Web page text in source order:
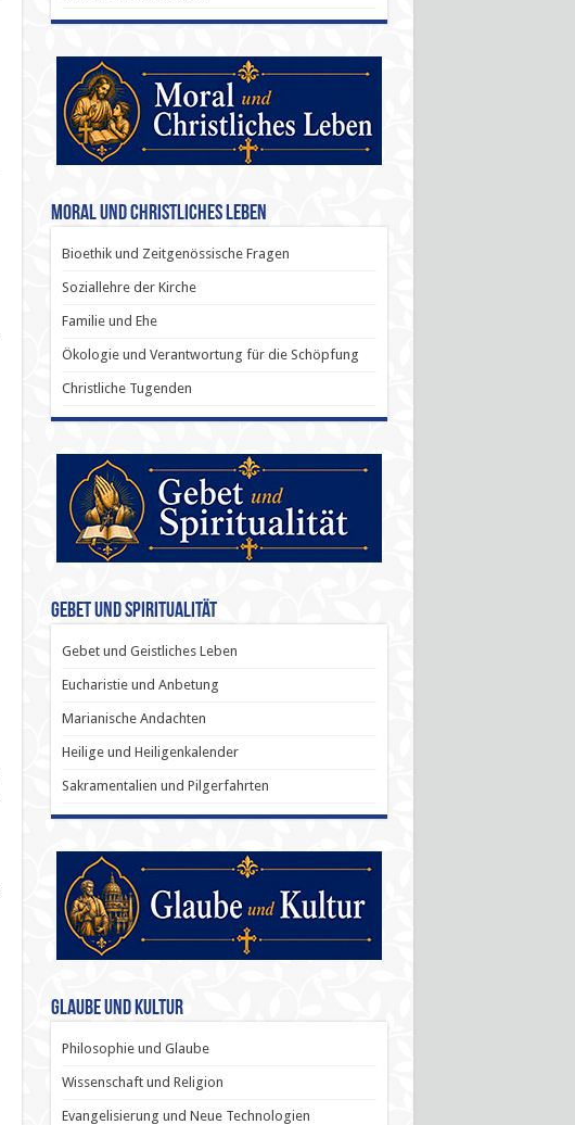
Moral und Christliches Leben
Bioethik und Zeitgenössische Fragen
Soziallehre der Kirche
Familie und Ehe
Ökologie und Verantwortung für die Schöpfung
Christliche Tugenden
Gebet und Spiritualität
Gebet und Geistliches Leben
Eucharistie und Anbetung
Marianische Andachten
Heilige und Heiligenkalender
Sakramentalien und Pilgerfahrten
Glaube und Kultur
Philosophie und Glaube
Wissenschaft und Religion
Evangelisierung und Neue Technologien